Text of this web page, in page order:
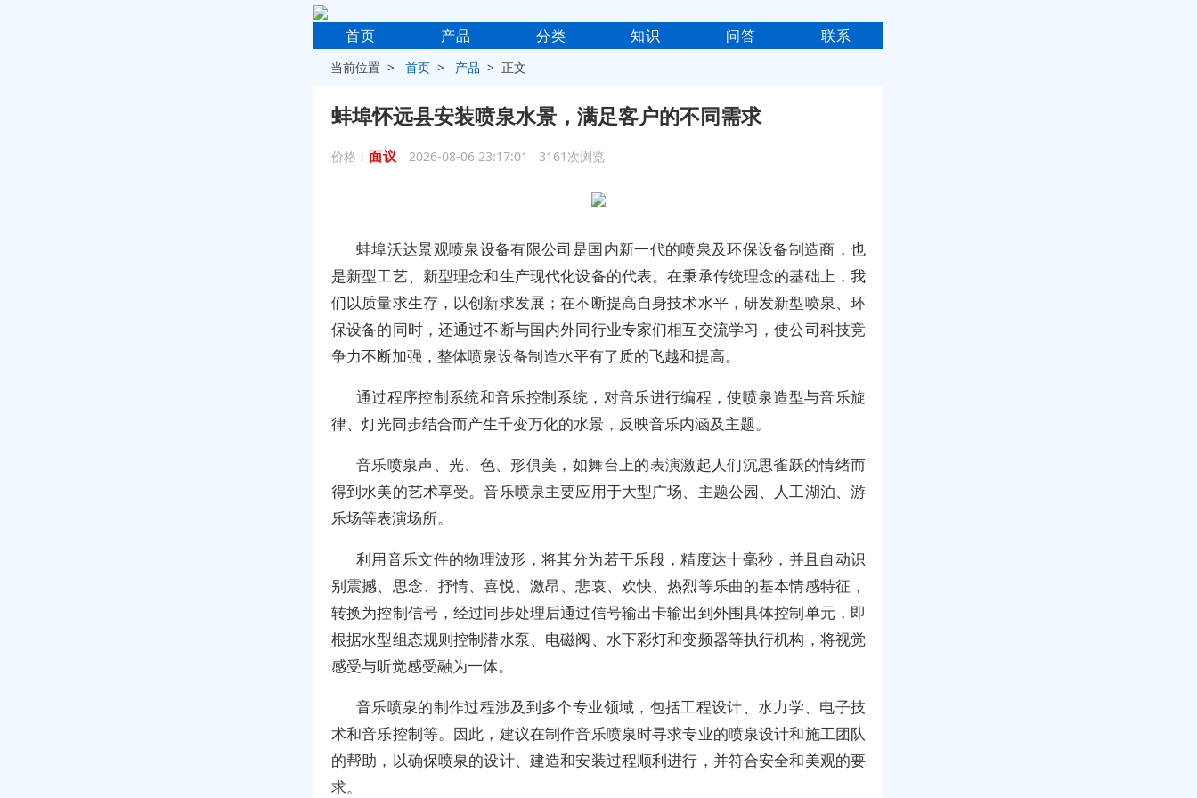
首页 产品 分类 知识 问答 联系
当前位置 >首页 > 产品 > 正文
蚌埠怀远县安装喷泉水景，满足客户的不同需求
价格： 面议 2026-08-06 23:17:01 3161次浏览
蚌埠沃达景观喷泉设备有限公司是国内新一代的喷泉及环保设备制造商，也
是新型工艺、新型理念和生产现代化设备的代表。在秉承传统理念的基础上，我
们以质量求生存，以创新求发展；在不断提高自身技术水平，研发新型喷泉、环
保设备的同时，还通过不断与国内外同行业专家们相互交流学习，使公司科技竞
争力不断加强，整体喷泉设备制造水平有了质的飞越和提高。
通过程序控制系统和音乐控制系统，对音乐进行编程，使喷泉造型与音乐旋
律、灯光同步结合而产生千变万化的水景，反映音乐内涵及主题。
音乐喷泉声、光、色、形俱美，如舞台上的表演激起人们沉思雀跃的情绪而
得到水美的艺术享受。音乐喷泉主要应用于大型广场、主题公园、人工湖泊、游
乐场等表演场所。
利用音乐文件的物理波形，将其分为若干乐段，精度达十毫秒，并且自动识
别震撼、思念、抒情、喜悦、激昂、悲哀、欢快、热烈等乐曲的基本情感特征，
转换为控制信号，经过同步处理后通过信号输出卡输出到外围具体控制单元，即
根据水型组态规则控制潜水泵、电磁阀、水下彩灯和变频器等执行机构，将视觉
感受与听觉感受融为一体。
音乐喷泉的制作过程涉及到多个专业领域，包括工程设计、水力学、电子技
术和音乐控制等。因此，建议在制作音乐喷泉时寻求专业的喷泉设计和施工团队
的帮助，以确保喷泉的设计、建造和安装过程顺利进行，并符合安全和美观的要
求。